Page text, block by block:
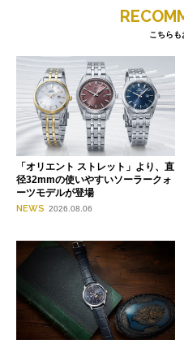
こちらも
「オリエント ストレット」より、直
径32mmの使いやすいソーラークォ
ーツモデルが登場
NEWS 2026.08.06